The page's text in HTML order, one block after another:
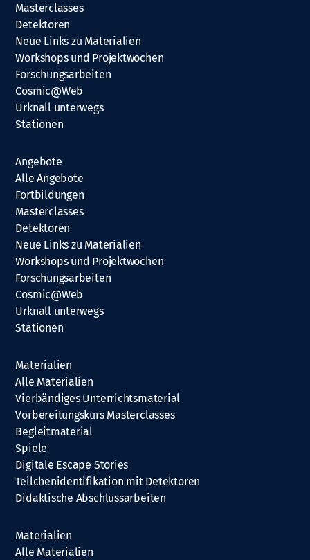
Masterclasses
Detektoren
Neue Links zu Materialien
Workshops und Projektwochen
Forschungsarbeiten
Cosmic@Web
Urknall unterwegs
Stationen
Angebote
Alle Angebote
Fortbildungen
Masterclasses
Detektoren
Neue Links zu Materialien
Workshops und Projektwochen
Forschungsarbeiten
Cosmic@Web
Urknall unterwegs
Stationen
Materialien
Alle Materialien
Vierbändiges Unterrichtsmaterial
Vorbereitungskurs Masterclasses
Begleitmaterial
Spiele
Digitale Escape Stories
Teilchenidentifikation mit Detektoren
Didaktische Abschlussarbeiten
Materialien
Alle Materialien